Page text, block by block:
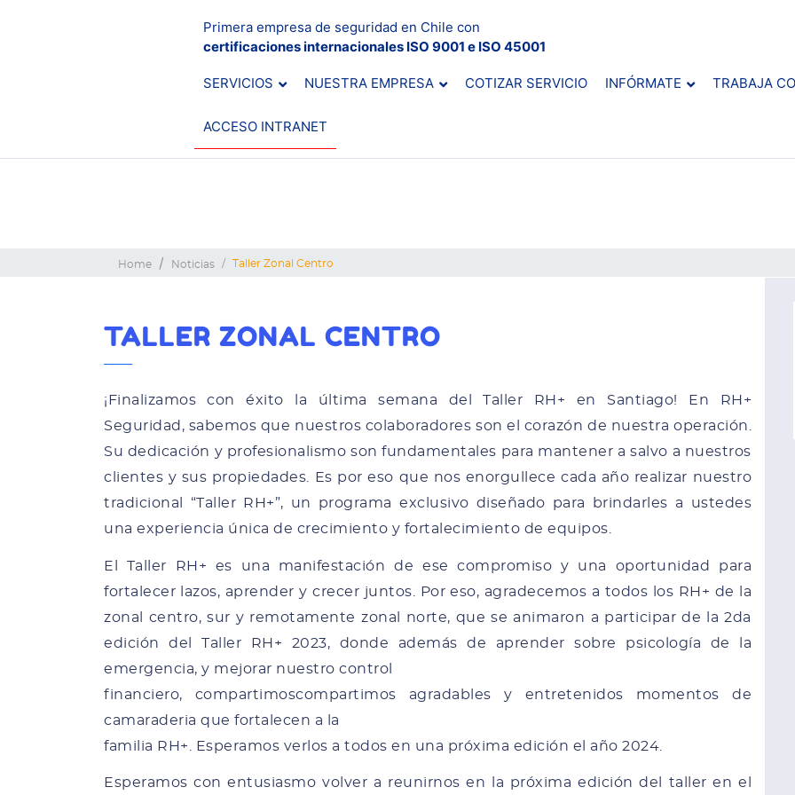
Primera empresa de seguridad en Chile con
certificaciones internacionales ISO 9001 e ISO 45001
SERVICIOS NUESTRA EMPRESA COTIZAR SERVICIO INFÓRMATE TRABAJA
ACCESO INTRANET
Home Noticias Taller Zonal Centro
TALLER ZONAL CENTRO
¡Finalizamos con éxito la última semana del Taller RH+ en Santiago! En RH+
Seguridad, sabemos que nuestros colaboradores son el corazón de nuestra operación.
Su dedicación y profesionalismo son fundamentales para mantener a salvo a nuestros
clientes y sus propiedades. Es por eso que nos enorgullece cada año realizar nuestro
tradicional “Taller RH+”, un programa exclusivo diseñado para brindarles a ustedes
una experiencia única de crecimiento y fortalecimiento de equipos.
El Taller RH+ es una manifestación de ese compromiso y una oportunidad para
fortalecer lazos, aprender y crecer juntos. Por eso, agradecemos a todos los RH+ de la
zonal centro, sur y remotamente zonal norte, que se animaron a participar de la 2da
edición del Taller RH+ 2023, donde además de aprender sobre psicología de la
emergencia, y mejorar nuestro control
financiero, compartimoscompartimos agradables y entretenidos momentos de
camaraderia que fortalecen a la
familia RH+. Esperamos verlos a todos en una próxima edición el año 2024.
Esperamos con entusiasmo volver a reunirnos en la próxima edición del taller en el